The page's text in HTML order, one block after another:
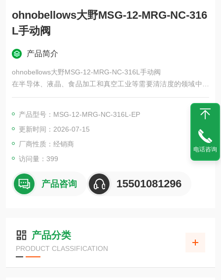
ohnobellows大野MSG-12-MRG-NC-316
L手动阀
产品简介
ohnobellows大野MSG-12-MRG-NC-316L手动阀
在半导体、液晶、食品加工和真空工业等需要清洁度的领域中，
内部不会混入杂质。
产品型号：MSG-12-MRG-NC-316L-EP
更新时间：2026-07-15
厂商性质：经销商
访问量：399
产品咨询 15501081296
产品分类
PRODUCT CLASSIFICATION
电话咨询